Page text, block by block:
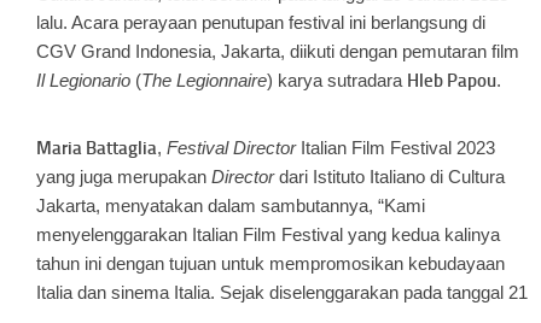
lalu. Acara perayaan penutupan festival ini berlangsung di
CGV Grand Indonesia, Jakarta, diikuti dengan pemutaran film
Il Legionario (The Legionnaire) karya sutradara Hleb Papou.
Maria Battaglia, Festival Director Italian Film Festival 2023
yang juga merupakan Directordari Istituto Italiano di Cultura
Jakarta, menyatakan dalam sambutannya, “Kami
menyelenggarakan Italian Film Festival yang kedua kalinya
tahun ini dengan tujuan untuk mempromosikan kebudayaan
Italia dan sinema Italia. Sejak diselenggarakan pada tanggal 21